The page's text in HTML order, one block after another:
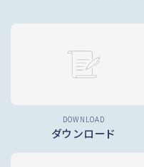
ココナラ・ストアカ出品
お問合せ
DOWNLOAD
ダウンロード